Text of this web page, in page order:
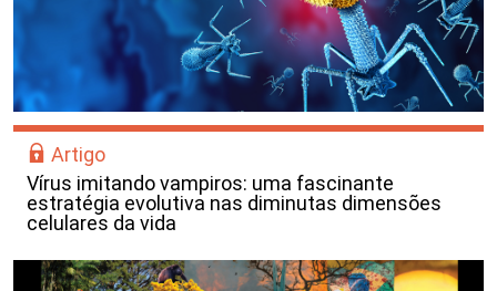
Artigo
Vírus imitando vampiros: uma fascinante
estratégia evolutiva nas diminutas dimensões
celulares da vida